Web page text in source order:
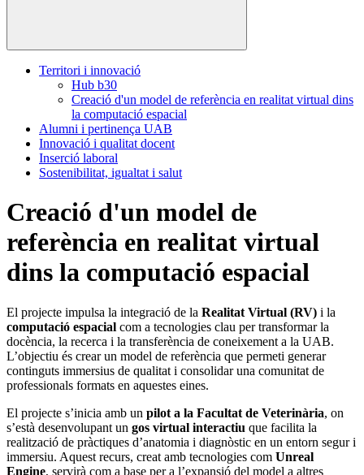
Territori i innovació
Hub b30
Creació d'un model de referència en realitat virtual dins
la computació espacial
Alumni i pertinença UAB
Innovació i qualitat docent
Inserció laboral
Sostenibilitat, igualtat i salut
Creació d'un model de
referència en realitat virtual
dins la computació espacial
El projecte impulsa la integració de la Realitat Virtual (RV) i la
computació espacial com a tecnologies clau per transformar la
docència, la recerca i la transferència de coneixement a la UAB.
L’objectiu és crear un model de referència que permeti generar
continguts immersius de qualitat i consolidar una comunitat de
professionals formats en aquestes eines.
El projecte s’inicia amb un pilot a la Facultat de Veterinària, on
s’està desenvolupant un gos virtual interactiu que facilita la
realització de pràctiques d’anatomia i diagnòstic en un entorn segur i
immersiu. Aquest recurs, creat amb tecnologies com Unreal
Engine, servirà com a base per a l’expansió del model a altres